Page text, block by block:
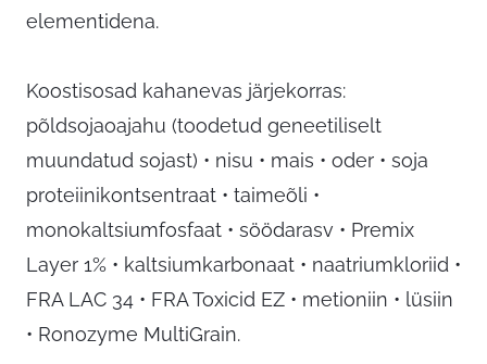
elementidena.
Koostisosad kahanevas järjekorras:
põldsojaoajahu (toodetud geneetiliselt
muundatud sojast) • nisu • mais • oder • soja
proteiinikontsentraat • taimeõli •
monokaltsiumfosfaat • söödarasv • Premix
Layer 1% • kaltsiumkarbonaat • naatriumkloriid •
FRA LAC 34 • FRA Toxicid EZ • metioniin • lüsiin
• Ronozyme MultiGrain.